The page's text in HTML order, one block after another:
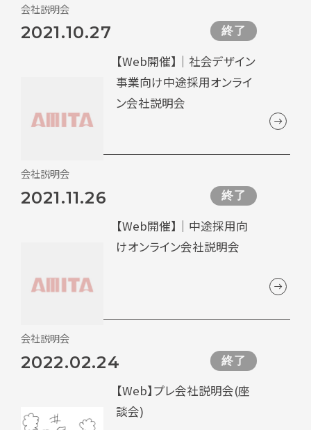
2021.10.27 終了
【Web開催】｜社会デザイン
事業向け中途採用オンライ
ン会社説明会
会社説明会
2021.11.26 終了
【Web開催】｜中途採用向
けオンライン会社説明会
会社説明会
2022.02.24 終了
【Web】プレ会社説明会(座
談会)
会社説明会